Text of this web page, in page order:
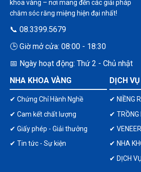
khoa vàng – nơi mang đến các giải pháp
chăm sóc răng miệng hiện đại nhất!
📞 08.3399.5679
🕒 Giờ mở cửa: 08:00 - 18:30
📅 Ngày hoạt động: Thứ 2 - Chủ nhật
NHA KHOA VÀNG
✔ Chứng Chỉ Hành Nghề
✔ Cam kết chất lượng
✔ Giấy phép - Giải thưởng
✔ Tin tức - Sự kiện
DỊCH VỤ
✔ NIỀNG
✔ TRỒNG
✔
✔ NHA
✔ DỊCH